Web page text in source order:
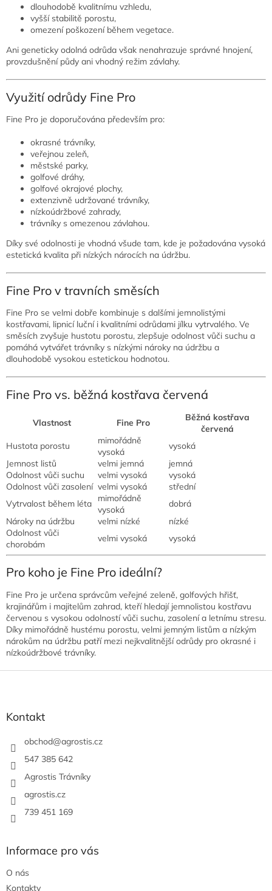
dlouhodobě kvalitnímu vzhledu,
vyšší stabilitě porostu,
omezení poškození během vegetace.
Ani geneticky odolná odrůda však nenahrazuje správné hnojení,
provzdušnění půdy ani vhodný režim závlahy.
Využití odrůdy Fine Pro
Fine Pro je doporučována především pro:
okrasné trávníky,
veřejnou zeleň,
městské parky,
golfové dráhy,
golfové okrajové plochy,
extenzivně udržované trávníky,
nízkoúdržbové zahrady,
trávníky s omezenou závlahou.
Díky své odolnosti je vhodná všude tam, kde je požadována vysoká
estetická kvalita při nízkých nárocích na údržbu.
Fine Pro v travních směsích
Fine Pro se velmi dobře kombinuje s dalšími jemnolistými
kostřavami, lipnicí luční i kvalitními odrůdami jílku vytrvalého. Ve
směsích zvyšuje hustotu porostu, zlepšuje odolnost vůči suchu a
pomáhá vytvářet trávníky s nízkými nároky na údržbu a
dlouhodobě vysokou estetickou hodnotou.
Fine Pro vs. běžná kostřava červená
Vlastnost Fine Pro
Běžná kostřava
červená
Hustota porostu
mimořádně
vysoká
vysoká
Jemnost listů
velmi jemná
jemná
Odolnost vůči suchu
velmi vysoká
vysoká
Odolnost vůči zasolení velmi vysoká
střední
Vytrvalost během léta
mimořádně
vysoká
dobrá
Nároky na údržbu
velmi nízké
nízké
Odolnost vůči
chorobám
velmi vysoká vysoká
Pro koho je Fine Pro ideální?
Fine Pro je určena správcům veřejné zeleně, golfových hřišť,
krajinářům i majitelům zahrad, kteří hledají jemnolistou kostřavu
červenou s vysokou odolností vůči suchu, zasolení a letnímu stresu.
Díky mimořádně hustému porostu, velmi jemným listům a nízkým
nárokům na údržbu patří mezi nejkvalitnější odrůdy pro okrasné i
nízkoúdržbové trávníky.
Z
Kontakt
obchod@agrostis.cz
547 385 642
Agrostis Trávníky
agrostis.cz
739 451 169
Informace pro vás
O nás
Kontakty